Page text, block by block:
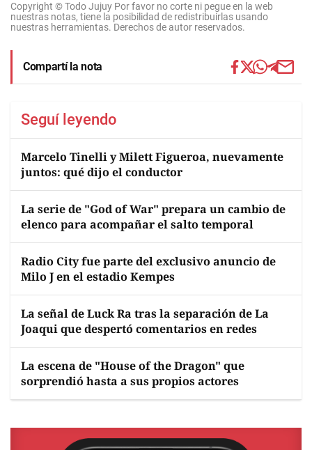
Copyright © Todo Jujuy Por favor no corte ni pegue en la web
nuestras notas, tiene la posibilidad de redistribuirlas usando
nuestras herramientas. Derechos de autor reservados.
Compartí la nota
Seguí leyendo
Marcelo Tinelli y Milett Figueroa, nuevamente
juntos: qué dijo el conductor
La serie de "God of War" prepara un cambio de
elenco para acompañar el salto temporal
Radio City fue parte del exclusivo anuncio de
Milo J en el estadio Kempes
La señal de Luck Ra tras la separación de La
Joaqui que despertó comentarios en redes
La escena de "House of the Dragon" que
sorprendió hasta a sus propios actores